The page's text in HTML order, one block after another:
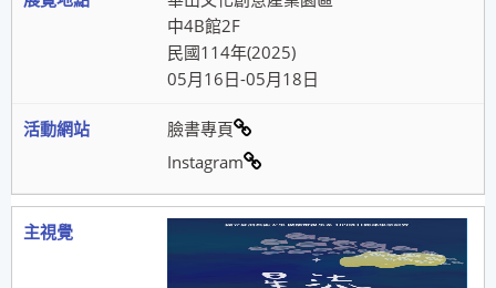
中4B館2F
民國114年(2025)
05月16日-05月18日
臉書專頁
Instagram